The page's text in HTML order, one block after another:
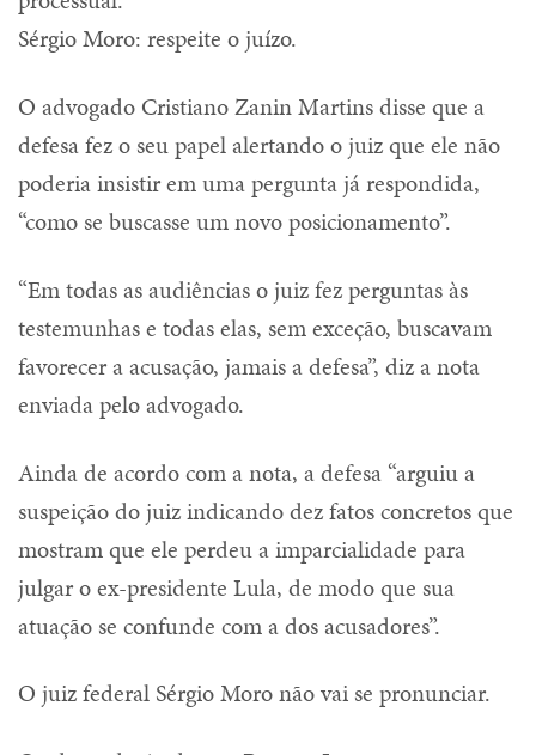
Sérgio Moro: respeite o juízo.
O advogado Cristiano Zanin Martins disse que a
defesa fez o seu papel alertando o juiz que ele não
poderia insistir em uma pergunta já respondida,
“como se buscasse um novo posicionamento”.
“Em todas as audiências o juiz fez perguntas às
testemunhas e todas elas, sem exceção, buscavam
favorecer a acusação, jamais a defesa”, diz a nota
enviada pelo advogado.
Ainda de acordo com a nota, a defesa “arguiu a
suspeição do juiz indicando dez fatos concretos que
mostram que ele perdeu a imparcialidade para
julgar o ex-presidente Lula, de modo que sua
atuação se confunde com a dos acusadores”.
O juiz federal Sérgio Moro não vai se pronunciar.